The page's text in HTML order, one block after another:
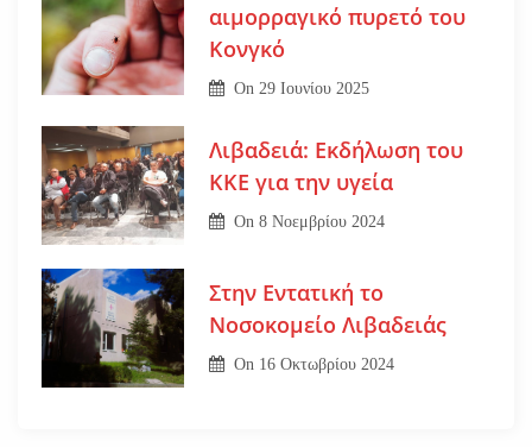
αιμορραγικό πυρετό του
Κονγκό
On 29 Ιουνίου 2025
Λιβαδειά: Εκδήλωση του
ΚΚΕ για την υγεία
On8 Νοεμβρίου 2024
Στην Εντατική το
Νοσοκομείο Λιβαδειάς
On 16 Οκτωβρίου 2024